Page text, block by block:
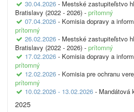
30.04.2026 - Mestské zastupiteľstvo
Bratislavy (2022 - 2026) - prítomný
07.04.2026 - Komisia dopravy a
prítomný
26.02.2026 - Mestské zastupiteľstvo
Bratislavy (2022 - 2026) - prítomný
17.02.2026 - Komisia dopravy a
prítomný
12.02.2026 - Komisia pre ochranu
prítomný
10.02.2026 - 13.02.2026 - Mandátová
2025